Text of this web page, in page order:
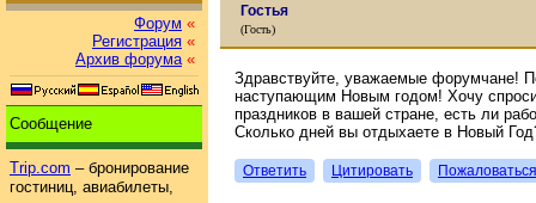
Форум «
Регистрация «
Архив форума «
Сообщение
Trip.com – бронирование
гостиниц, авиабилеты,
Гостья
(Гость)
Здравствуйте, уважаемые форумчане!
наступающим Новым годом! Хочу
праздников в вашей стране, есть ли
Сколько дней вы отдыхаете в Новый
Ответить Цитировать Пожаловаться